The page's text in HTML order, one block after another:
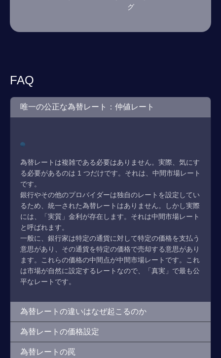
グ
FAQ
唯一の公正な為替レート：仲値レート
為替レートは複雑である必要はありません。実際、気にす
る必要があるのは 1 つだけです。それは、中間市場レート
です。
銀行やその他のプロバイダーは独自のレートを設定してい
るため、統一された為替レートはありません。しかし実際
には、「実質」金利が存在します。それは中間市場レート
と呼ばれます。
一般に、銀行家は特定の通貨に対して特定の価格を支払う
意思があり、その通貨を特定の価格で売却する意思があり
ます。これらの価格の中間点が中間市場レートです。これ
は市場が自然に設定するレートなので、「真実」で最も公
平なレートです。
為替レートの違いはなぜ起こるのか
為替レートの価格設定
為替レートの罠